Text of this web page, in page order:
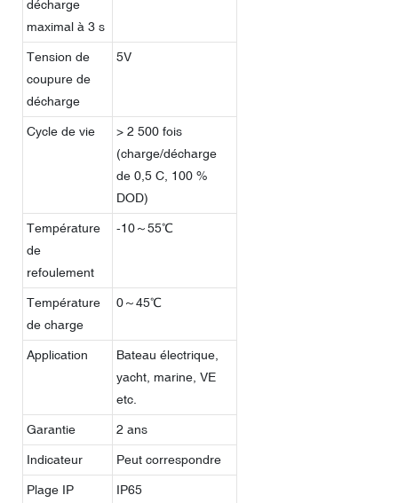
décharge
maximal à 3 s
Tension de
coupure de
décharge
5V
Cycle de vie
> 2 500 fois
(charge/décharge
de 0,5 C, 100 %
DOD)
Température
de
refoulement
-10～55℃
Température
de charge
0～45℃
Application
Bateau électrique,
yacht, marine, VE
etc.
Garantie 2 ans
Indicateur Peut correspondre
Plage IP IP65